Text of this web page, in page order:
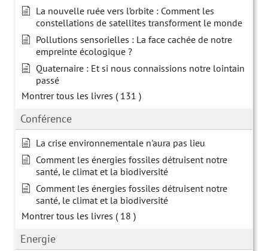
La nouvelle ruée vers l’orbite : Comment les
constellations de satellites transforment le monde
Pollutions sensorielles : La face cachée de notre
empreinte écologique ?
Quaternaire : Et si nous connaissions notre lointain
passé
Montrer tous les livres ( 131 )
Conférence
La crise environnementale n'aura pas lieu
Comment les énergies fossiles détruisent notre
santé, le climat et la biodiversité
Comment les énergies fossiles détruisent notre
santé, le climat et la biodiversité
Montrer tous les livres ( 18 )
Energie